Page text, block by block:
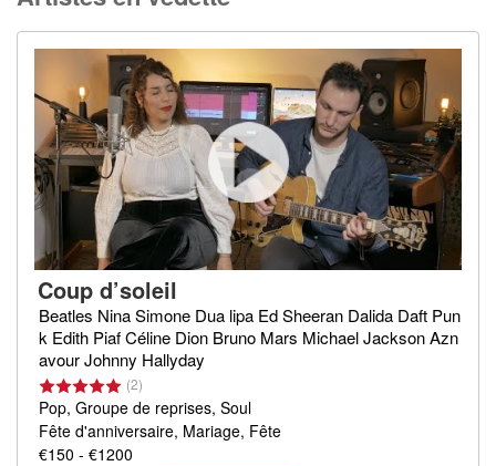
Coup d’soleil
Beatles Nina Simone Dua lipa Ed Sheeran Dalida Daft Pun
k Edith Piaf Céline Dion Bruno Mars Michael Jackson Azn
avour Johnny Hallyday
(2)
Pop, Groupe de reprises, Soul
Fête d'anniversaire, Mariage, Fête
€150 - €1200